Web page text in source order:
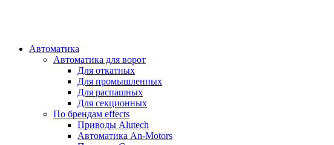
Автоматика
Автоматика для ворот
Для откатных
Для промышленных
Для распашных
Для секционных
По брендам effects
Приводы Alutech
Автоматика An-Motors